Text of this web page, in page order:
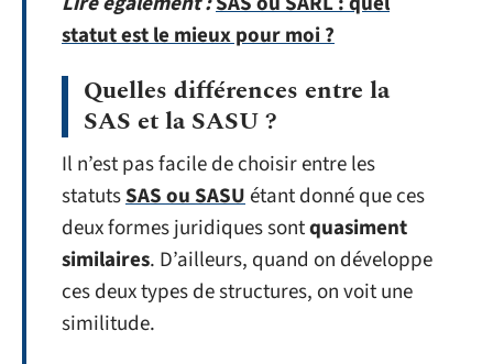
statut est le mieux pour moi ?
Quelles différences entre la
SAS et la SASU ?
Il n’est pas facile de choisir entre les
statutsSAS ou SASUétant donné que ces
deux formes juridiques sontquasiment
similaires. D’ailleurs, quand on développe
ces deux types de structures, on voit une
similitude.